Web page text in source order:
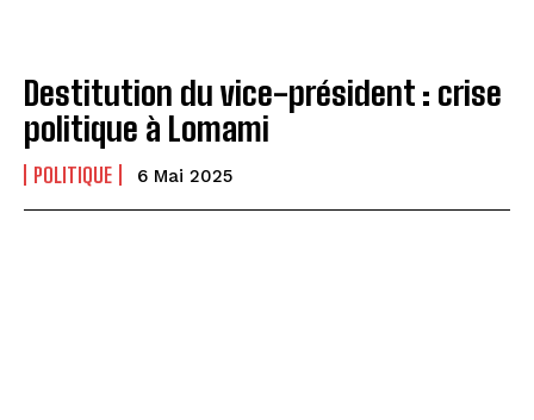
Destitution du vice-président : crise
politique à Lomami
POLITIQUE 6 Mai 2025